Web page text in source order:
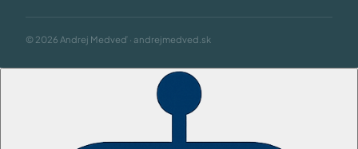
© 2026 Andrej Medveď · andrejmedved.sk